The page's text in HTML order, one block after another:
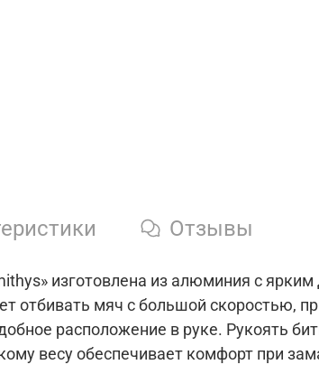
Отзывы
изготовлена из алюминия с
отбивать мяч с большой скоростью,
расположение в руке. Рукоять
весу обеспечивает комфорт при